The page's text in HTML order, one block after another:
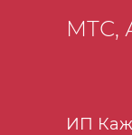
ИП
МТС,